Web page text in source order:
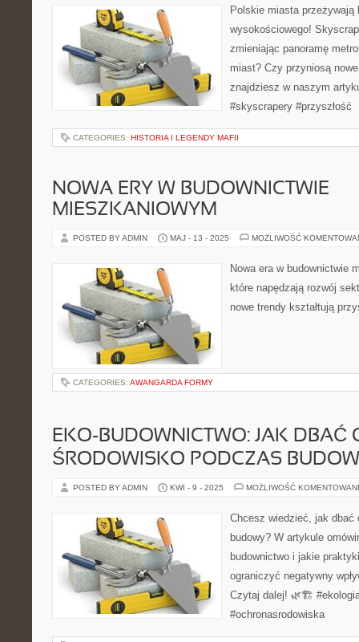
Polskie miasta przeżywają
wysokościowego!
zmieniając panoramę
miast? Czy przyniosą
znajdziesz w naszym
#skyscrapery #przyszłość
CATEGORIES: HISTORIA I LEGENDY MAFII
NOWA ERY W BUDOWNICTWIE
MIESZKANIOWYM
POSTED BY ADMIN MAJ - 13 - 2025 MOŻLIWOŚĆ
Nowa era w budownictwie
które napędzają rozwój
nowe trendy kształtują
CATEGORIES: AWANGARDA FORMY
EKO-BUDOWNICTWO: JAK DBAĆ
ŚRODOWISKO PODCZAS
POSTED BY ADMIN KWI - 9 - 2025 MOŻLIWOŚĆ
Chcesz wiedzieć, jak dbać
budowy? W artykule
budownictwo i jakie
ograniczyć negatywny
Czytaj dalej! 🌿🏗️
#ochronasrodowiska